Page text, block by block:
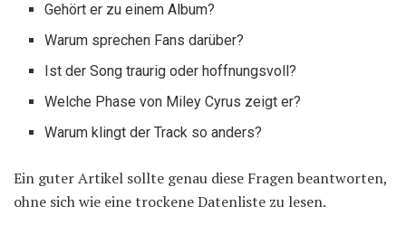
Gehört er zu einem Album?
Warum sprechen Fans darüber?
Ist der Song traurig oder hoffnungsvoll?
Welche Phase von Miley Cyrus zeigt er?
Warum klingt der Track so anders?
Ein guter Artikel sollte genau diese Fragen beantworten,
ohne sich wie eine trockene Datenliste zu lesen.